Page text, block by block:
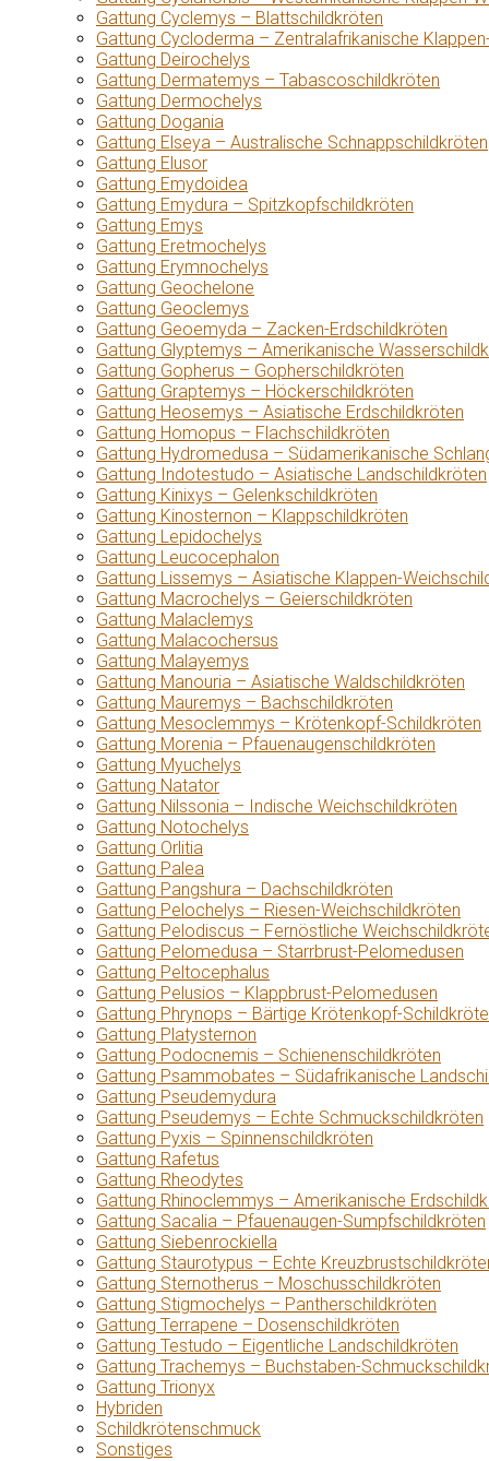
Gattung Cyclemys – Blattschildkröten
Gattung Cycloderma – Zentralafrikanische
Gattung Deirochelys
Gattung Dermatemys – Tabascoschildkröten
Gattung Dermochelys
Gattung Dogania
Gattung Elseya – Australische Schnappschildkröten
Gattung Elusor
Gattung Emydoidea
Gattung Emydura – Spitzkopfschildkröten
Gattung Emys
Gattung Eretmochelys
Gattung Erymnochelys
Gattung Geochelone
Gattung Geoclemys
Gattung Geoemyda – Zacken-Erdschildkröten
Gattung Glyptemys – Amerikanische
Gattung Gopherus – Gopherschildkröten
Gattung Graptemys – Höckerschildkröten
Gattung Heosemys – Asiatische Erdschildkröten
Gattung Homopus – Flachschildkröten
Gattung Hydromedusa – Südamerikanische
Gattung Indotestudo – Asiatische Landschildkröten
Gattung Kinixys – Gelenkschildkröten
Gattung Kinosternon – Klappschildkröten
Gattung Lepidochelys
Gattung Leucocephalon
Gattung Lissemys – Asiatische Klappen-
Gattung Macrochelys – Geierschildkröten
Gattung Malaclemys
Gattung Malacochersus
Gattung Malayemys
Gattung Manouria – Asiatische Waldschildkröten
Gattung Mauremys – Bachschildkröten
Gattung Mesoclemmys – Krötenkopf-Schildkröten
Gattung Morenia – Pfauenaugenschildkröten
Gattung Myuchelys
Gattung Natator
Gattung Nilssonia – Indische Weichschildkröten
Gattung Notochelys
Gattung Orlitia
Gattung Palea
Gattung Pangshura – Dachschildkröten
Gattung Pelochelys – Riesen-Weichschildkröten
Gattung Pelodiscus – Fernöstliche
Gattung Pelomedusa – Starrbrust-Pelomedusen
Gattung Peltocephalus
Gattung Pelusios – Klappbrust-Pelomedusen
Gattung Phrynops – Bärtige Krötenkopf-
Gattung Platysternon
Gattung Podocnemis – Schienenschildkröten
Gattung Psammobates – Südafrikanische
Gattung Pseudemydura
Gattung Pseudemys – Echte Schmuckschildkröten
Gattung Pyxis – Spinnenschildkröten
Gattung Rafetus
Gattung Rheodytes
Gattung Rhinoclemmys – Amerikanische
Gattung Sacalia – Pfauenaugen-Sumpfschildkröten
Gattung Siebenrockiella
Gattung Staurotypus – Echte
Gattung Sternotherus – Moschusschildkröten
Gattung Stigmochelys – Pantherschildkröten
Gattung Terrapene – Dosenschildkröten
Gattung Testudo – Eigentliche Landschildkröten
Gattung Trachemys – Buchstaben-
Gattung Trionyx
Hybriden
Schildkrötenschmuck
Sonstiges